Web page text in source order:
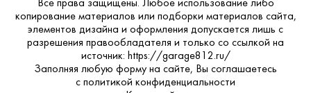
Все права защищены. Любое использование либо
копирование материалов или подборки материалов сайта,
элементов дизайна и оформления допускается лишь с
разрешения правообладателя и только со ссылкой на
источник: https://garage812.ru/
Заполняя любую форму на сайте, Вы соглашаетесь
с политикой конфиденциальности